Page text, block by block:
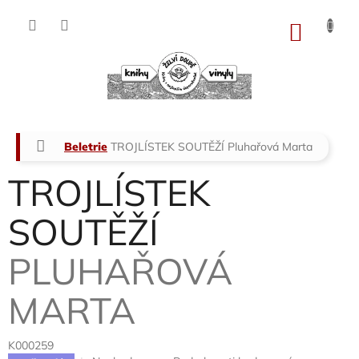
Domů
Beletrie TROJLÍSTEK SOUTĚŽÍ Pluhařová Marta
TROJLÍSTEK
SOUTĚŽÍ
PLUHAŘOVÁ
MARTA
K000259